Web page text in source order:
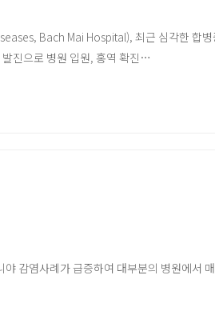
meeting-of-the-ihr-emergency-
and-uganda-2026-temporary-
— 5억 1,800만 달러 규모, 2026년 6~11월 6
who-launch-joint-continental-ebola-
대응 및 WHO 위험 평가 ○ 해당 질병에
준으로 PHEOC(Public Health
배치가 진행되었음. 이를 통해 국가 수준
로 해당 지역에서의 의료 기반 부족 및 의
바탕으로 국문으로 작성되었으며, 본 글로
확인할 수 있습니다.
Bach Mai Hospital), 최근 심각한 합
진으로 병원 입원, 홍역 확진
는 소아의 홍역은 뇌염, 폐렴, 결막염, 각막
바탕으로 국문으로 작성되었으며, 본 글로
감염사례가 급증하여 대부분의 병원에서